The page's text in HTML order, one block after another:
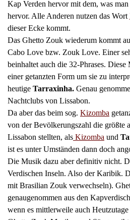
Kap Verden hervor mit dem, was
hervor. Alle Anderen nutzen das Wort
dieser Ecke kommt.
Das Ghetto Zouk wiederum kommt
Cabo Love bzw. Zouk Love. Einer
beinhaltet auch die 32-Phrases.
einer getanzten Form um sie zu
heutige Tarraxinha. Genau
Nachtclubs von Lissabon.
Da aber das beim sog. Kizomba
von der Bevölkerungszahl die größte
Lissabon stellten, als Kizomba und
ist es unter Umständen dann doch
Die Musik dazu aber definitiv nicht.
Verdischen Inseln. Also der Karibik.
mit Brasilian Zouk verwechseln).
genaugenommen aus den
wenn es mittlerweile auch